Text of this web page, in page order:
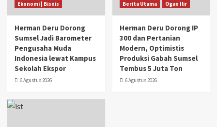
Ekonomi | Bisnis
Herman Deru Dorong
Sumsel Jadi Barometer
Pengusaha Muda
Indonesia lewat Kampus
Sekolah Ekspor
6 Agustus 2026
Berita Utama Ogan Ilir
Herman Deru Dorong IP
300 dan Pertanian
Modern, Optimistis
Produksi Gabah Sumsel
Tembus 5 Juta Ton
6 Agustus 2026